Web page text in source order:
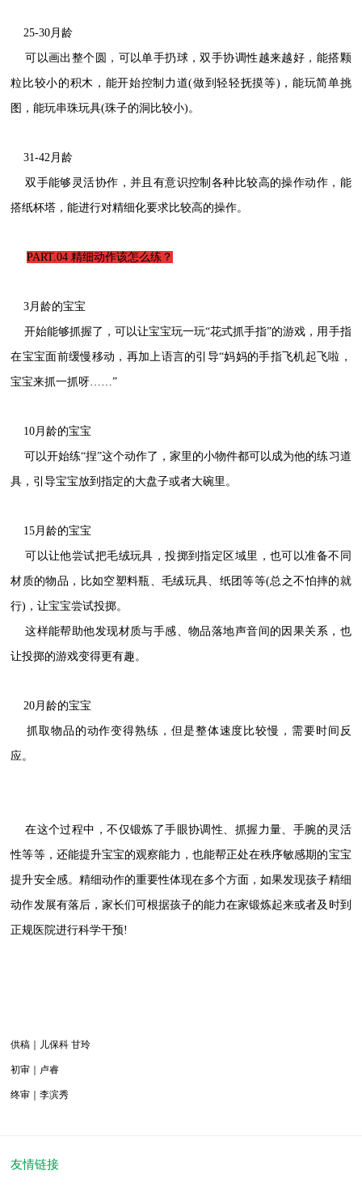
25-30月龄
可以画出整个圆，可以单手扔球，双手协调性越来越好，能搭颗
粒比较小的积木，能开始控制力道(做到轻轻抚摸等)，能玩简单挑
图，能玩串珠玩具(珠子的洞比较小)。
31-42月龄
双手能够灵活协作，并且有意识控制各种比较高的操作动作，能
搭纸杯塔，能进行对精细化要求比较高的操作。
PART.04精细动作该怎么练？
3月龄的宝宝
开始能够抓握了，可以让宝宝玩一玩“花式抓手指”的游戏，用手指
在宝宝面前缓慢移动，再加上语言的引导“妈妈的手指飞机起飞啦，
宝宝来抓一抓呀……”
10月龄的宝宝
可以开始练“捏”这个动作了，家里的小物件都可以成为他的练习道
具，引导宝宝放到指定的大盘子或者大碗里。
15月龄的宝宝
可以让他尝试把毛绒玩具，投掷到指定区域里，也可以准备不同
材质的物品，比如空塑料瓶、毛绒玩具、纸团等等(总之不怕摔的就
行)，让宝宝尝试投掷。
这样能帮助他发现材质与手感、物品落地声音间的因果关系，也
让投掷的游戏变得更有趣。
20月龄的宝宝
抓取物品的动作变得熟练，但是整体速度比较慢，需要时间反
应。
在这个过程中，不仅锻炼了手眼协调性、抓握力量、手腕的灵活
性等等，还能提升宝宝的观察能力，也能帮正处在秩序敏感期的宝宝
提升安全感。 精细动作的重要性体现在多个方面，如果发现孩子精细
动作发展有落后，家长们可根据孩子的能力在家锻炼起来或者及时到
正规医院进行科学干预!
供稿｜儿保科 甘玲
初审｜卢睿
终审｜李滨秀
友情链接